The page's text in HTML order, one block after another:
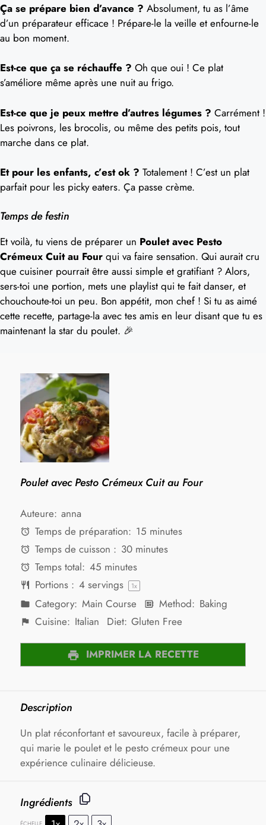
Ça se prépare bien d’avance ? Absolument, tu as l’âme
d’un préparateur efficace ! Prépare-le la veille et enfourne-le
au bon moment.
Est-ce que ça se réchauffe ? Oh que oui ! Ce plat
s’améliore même après une nuit au frigo.
Est-ce que je peux mettre d’autres légumes ? Carrément !
Les poivrons, les brocolis, ou même des petits pois, tout
marche dans ce plat.
Et pour les enfants, c’est ok ? Totalement ! C’est un plat
parfait pour les picky eaters. Ça passe crème.
Temps de festin
Et voilà, tu viens de préparer un Poulet avec Pesto
Crémeux Cuit au Four qui va faire sensation. Qui aurait cru
que cuisiner pourrait être aussi simple et gratifiant ? Alors,
sers-toi une portion, mets une playlist qui te fait danser, et
chouchoute-toi un peu. Bon appétit, mon chef ! Si tu as aimé
cette recette, partage-la avec tes amis en leur disant que tu es
maintenant la star du poulet. 🎉
Poulet avec Pesto Crémeux Cuit au Four
Auteure: anna
Temps de préparation: 15 minutes
Temps de cuisson : 30 minutes
Temps total: 45 minutes
Portions : 4servings 1x
Category: Main Course Method: Baking
Cuisine: Italian Diet: Gluten Free
IMPRIMER LA RECETTE
Description
Un plat réconfortant et savoureux, facile à préparer,
qui marie le poulet et le pesto crémeux pour une
expérience culinaire délicieuse.
Ingrédients